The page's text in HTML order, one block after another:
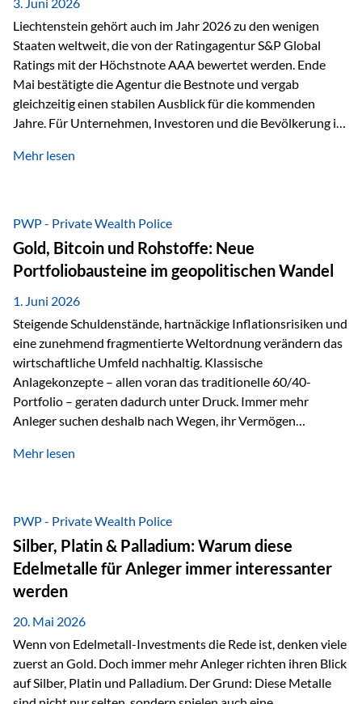
Liechtenstein gehört auch im Jahr 2026 zu den wenigen
Staaten weltweit, die von der Ratingagentur S&P Global
Ratings mit der Höchstnote AAA bewertet werden. Ende
Mai bestätigte die Agentur die Bestnote und vergab
gleichzeitig einen stabilen Ausblick für die kommenden
Jahre. Für Unternehmen, Investoren und die Bevölkerung ist
finanzielle Stabilität des Landes sowie das Vertrauen
trotz Herausforderungen Die weltwirtschaftlichen
Rahmenbedingungen bleiben anspruchsvoll. Geopolitische
Unsicherheiten, eine verhaltene Investitionstätigkeit und
eine schwächere Nachfrage in wichtigen Exportmärkten
beeinflussen auch die liechtensteinische Wirtschaft.
Dennoch sieht…
Mehr lesen
PWP - Private Wealth Police
Gold, Bitcoin und Rohstoffe: Neue
Portfoliobausteine im geopolitischen Wandel
1. Juni 2026
Steigende Schuldenstände, hartnäckige Inflationsrisiken und
eine zunehmend fragmentierte Weltordnung verändern das
wirtschaftliche Umfeld nachhaltig. Klassische
Anlagekonzepte – allen voran das traditionelle 60/40-
Portfolio – geraten dadurch unter Druck. Immer mehr
Anleger suchen deshalb nach Wegen, ihr Vermögen
Unsicherheit abzusichern. Genau hier rücken reale und
monetäre Rolle zurück Gold erlebt derzeit eine
bemerkenswerte Renaissance als monetärer Wertspeicher.
Treiber sind Rekordkäufe der Zentralbanken, geopolitische
Spannungen und ein schleichender Vertrauensverlust in
ungedeckte Papierwährungen. Wie groß dieser
Vertrauensverlust ausfällt, zeigt ein nüchterner
Mehr lesen
PWP - Private Wealth Police
Silber, Platin & Palladium: Warum diese
Edelmetalle für Anleger immer interessanter
werden
20. Mai 2026
Wenn von Edelmetall-Investments die Rede ist, denken viele
zuerst an Gold. Doch immer mehr Anleger richten ihren Blick
auf Silber, Platin und Palladium. Der Grund: Diese Metalle